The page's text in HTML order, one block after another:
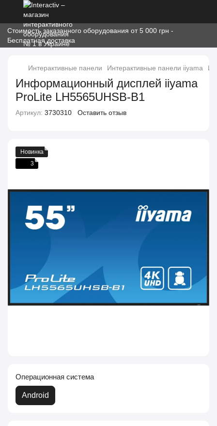
Стоимость заказанного оборудования от 5 000 грн -
Бесплатная доставка
Интерактивные панели Интерактивные панели iiyama
Информационный дисплей iiyama
ProLite LH5565UHSB-B1
Артикул: 3730310 Оставить отзыв
Новинка
3
Операционная система
Android